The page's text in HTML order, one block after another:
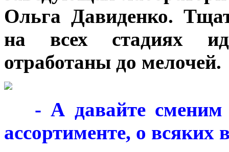
Ольга Давиденко.
на всех стадиях
отработаны до мелочей.
- А давайте
ассортименте, о всяких